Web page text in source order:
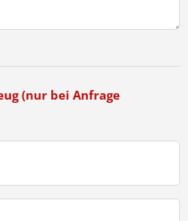
(nur bei Anfrage